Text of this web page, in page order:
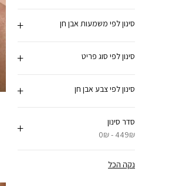
סינון לפי משמעות אבן חן
סינון לפי סוג פריט
סינון לפי צבע אבן חן
סדר סינון
0₪ - 449₪
נקה הכל